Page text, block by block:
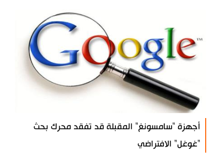
أجهزة "سامسونغ" المقبلة قد تفقد محرك بحث
"غوغل" الافتراضي